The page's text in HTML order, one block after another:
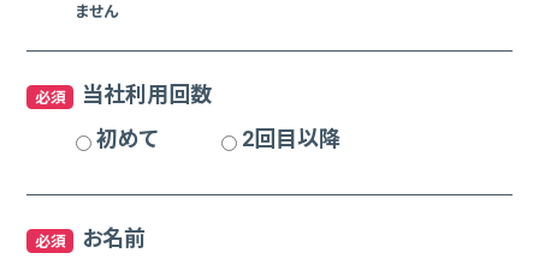
ません
必須
当社利用回数
初めて
2回目以降
必須 お名前